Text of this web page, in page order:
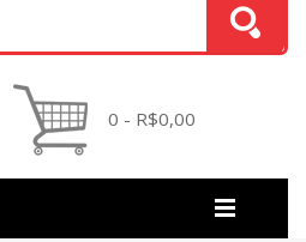
0 - R$0,00